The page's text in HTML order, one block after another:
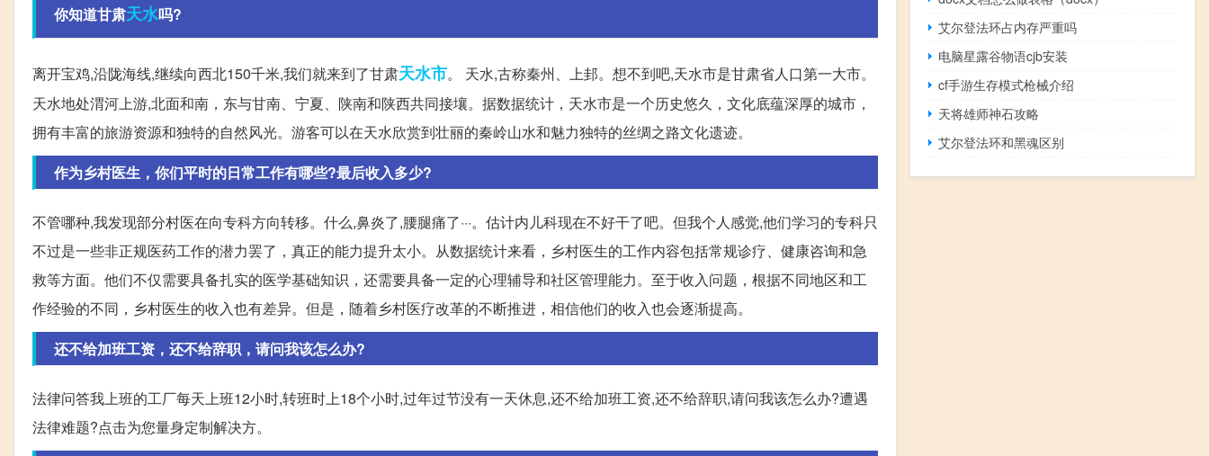
你知道甘肃天水吗?
离开宝鸡,沿陇海线,继续向西北150千米,我们就来到了甘肃天水市。 天水,古称秦州、上邽。想不到吧,天水市是甘肃省人口第一大市。
天水地处渭河上游,北面和南，东与甘南、宁夏、陕南和陕西共同接壤。据数据统计，天水市是一个历史悠久，文化底蕴深厚的城市，
拥有丰富的旅游资源和独特的自然风光。游客可以在天水欣赏到壮丽的秦岭山水和魅力独特的丝绸之路文化遗迹。
作为乡村医生，你们平时的日常工作有哪些?最后收入多少?
不管哪种,我发现部分村医在向专科方向转移。什么,鼻炎了,腰腿痛了···。估计内儿科现在不好干了吧。但我个人感觉,他们学习的专科只
不过是一些非正规医药工作的潜力罢了，真正的能力提升太小。从数据统计来看，乡村医生的工作内容包括常规诊疗、健康咨询和急
救等方面。他们不仅需要具备扎实的医学基础知识，还需要具备一定的心理辅导和社区管理能力。至于收入问题，根据不同地区和工
作经验的不同，乡村医生的收入也有差异。但是，随着乡村医疗改革的不断推进，相信他们的收入也会逐渐提高。
还不给加班工资，还不给辞职，请问我该怎么办?
法律问答我上班的工厂每天上班12小时,转班时上18个小时,过年过节没有一天休息,还不给加班工资,还不给辞职,请问我该怎么办?遭遇
法律难题?点击为您量身定制解决方。
艾尔登法环占内存严重吗
电脑星露谷物语cjb安装
cf手游生存模式枪械介绍
天将雄师神石攻略
艾尔登法环和黑魂区别